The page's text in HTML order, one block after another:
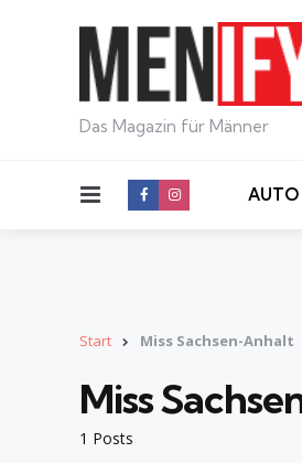
Das Magazin für Männer
Menu AUTO
Start Miss Sachsen-Anhalt
1 Posts
Miss